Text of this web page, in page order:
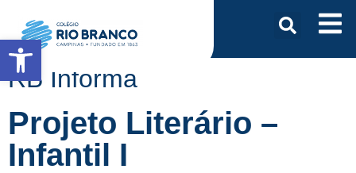
RB Informa
Projeto Literário –
Infantil I
Abrir a barra de ferramentas